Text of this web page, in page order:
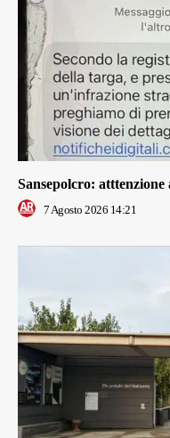
Sansepolcro: atttenzione
7 Agosto 2026 14:21